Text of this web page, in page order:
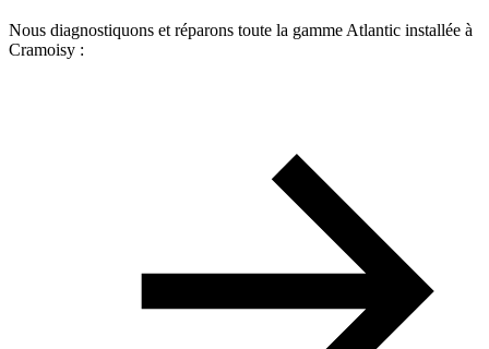
Nous diagnostiquons et réparons toute la gamme Atlantic installée à
Cramoisy :